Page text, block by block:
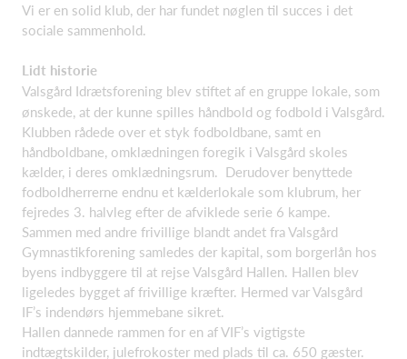
Vi er en solid klub, der har fundet nøglen til succes i det
sociale sammenhold.
Lidt historie
Valsgård Idrætsforening blev stiftet af en gruppe lokale, som
ønskede, at der kunne spilles håndbold og fodbold i Valsgård.
Klubben rådede over et styk fodboldbane, samt en
håndboldbane, omklædningen foregik i Valsgård skoles
kælder, i deres omklædningsrum. Derudover benyttede
fodboldherrerne endnu et kælderlokale som klubrum, her
fejredes 3. halvleg efter de afviklede serie 6 kampe.
Sammen med andre frivillige blandt andet fra Valsgård
Gymnastikforening samledes der kapital, som borgerlån hos
byens indbyggere til at rejse Valsgård Hallen. Hallen blev
ligeledes bygget af frivillige kræfter. Hermed var Valsgård
IF’s indendørs hjemmebane sikret.
Hallen dannede rammen for en af VIF’s vigtigste
indtægtskilder, julefrokoster med plads til ca. 650 gæster.